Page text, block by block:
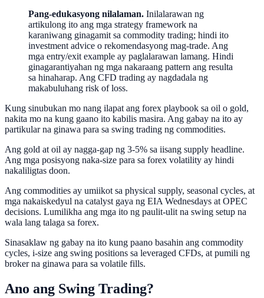
Pang-edukasyong nilalaman. Inilalarawan ng
artikulong ito ang mga strategy framework na
karaniwang ginagamit sa commodity trading; hindi ito
investment advice o rekomendasyong mag-trade. Ang
mga entry/exit example ay paglalarawan lamang. Hindi
ginagarantiyahan ng mga nakaraang pattern ang resulta
sa hinaharap. Ang CFD trading ay nagdadala ng
makabuluhang risk of loss.
Kung sinubukan mo nang ilapat ang forex playbook sa oil o gold,
nakita mo na kung gaano ito kabilis masira. Ang gabay na ito ay
partikular na ginawa para sa swing trading ng commodities.
Ang gold at oil ay nagga-gap ng 3-5% sa iisang supply headline.
Ang mga posisyong naka-size para sa forex volatility ay hindi
nakaliligtas doon.
Ang commodities ay umiikot sa physical supply, seasonal cycles, at
mga nakaiskedyul na catalyst gaya ng EIA Wednesdays at OPEC
decisions. Lumilikha ang mga ito ng paulit-ulit na swing setup na
wala lang talaga sa forex.
Sinasaklaw ng gabay na ito kung paano basahin ang commodity
cycles, i-size ang swing positions sa leveraged CFDs, at pumili ng
broker na ginawa para sa volatile fills.
Ano ang Swing Trading?